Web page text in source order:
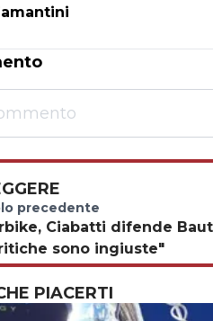
precedente
Ciabatti difende
sono ingiuste"
PIACERTI